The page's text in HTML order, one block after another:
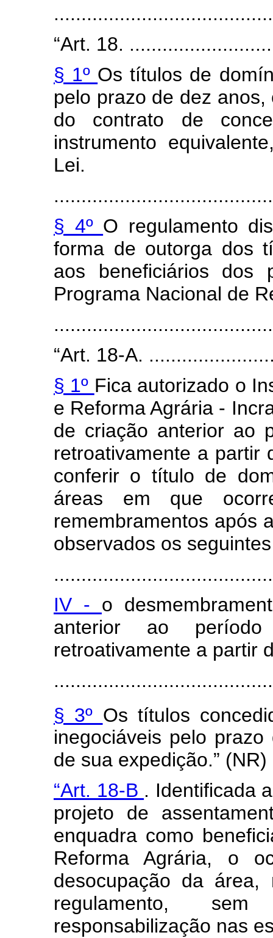
“Art. 18.
§ 1º Os títulos de
pelo prazo de dez
do contrato de
instrumento
Lei.
§ 4º O regulamento
forma de outorga dos
aos beneficiários dos
Programa Nacional de
“Art. 18-A.
§ 1º Fica autorizado o
e Reforma Agrária -
de criação anterior ao
retroativamente a partir
conferir o título de
áreas em que
remembramentos após
observados os
IV - o
anterior ao
retroativamente a partir
§ 3º Os títulos
inegociáveis pelo
de sua expedição.” (NR)
“Art. 18-B . Identificada
projeto de
enquadra como
Reforma Agrária, o
desocupação da área,
regulamento,
responsabilização nas